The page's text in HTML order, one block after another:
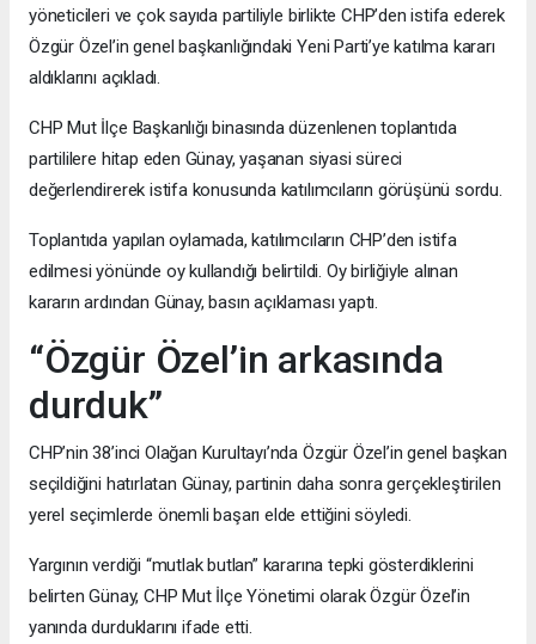
yöneticileri ve çok sayıda partiliyle birlikte CHP’den istifa ederek
Özgür Özel’in genel başkanlığındaki Yeni Parti’ye katılma kararı
aldıklarını açıkladı.
CHP Mut İlçe Başkanlığı binasında düzenlenen toplantıda
partililere hitap eden Günay, yaşanan siyasi süreci
değerlendirerek istifa konusunda katılımcıların görüşünü sordu.
Toplantıda yapılan oylamada, katılımcıların CHP’den istifa
edilmesi yönünde oy kullandığı belirtildi. Oy birliğiyle alınan
kararın ardından Günay, basın açıklaması yaptı.
“Özgür Özel’in arkasında
durduk”
CHP’nin 38’inci Olağan Kurultayı’nda Özgür Özel’in genel başkan
seçildiğini hatırlatan Günay, partinin daha sonra gerçekleştirilen
yerel seçimlerde önemli başarı elde ettiğini söyledi.
Yargının verdiği “mutlak butlan” kararına tepki gösterdiklerini
belirten Günay, CHP Mut İlçe Yönetimi olarak Özgür Özel’in
yanında durduklarını ifade etti.